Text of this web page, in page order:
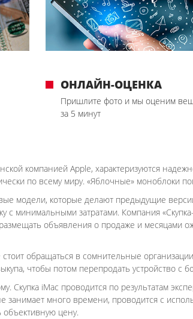
ОНЛАЙН-ОЦЕНКА
Пришлите фото и мы оценим
за 5 минут
компанией Apple, характеризуются
по всему миру. «Яблочные» моноблоки
модели, которые делают предыдущие
минимальными затратами. Компания
объявления о продаже и месяцами
обращаться в сомнительные
чтобы потом перепродать устройство с
Скупка iMac проводится по результатам
занимает много времени, проводится с
объективную цену.